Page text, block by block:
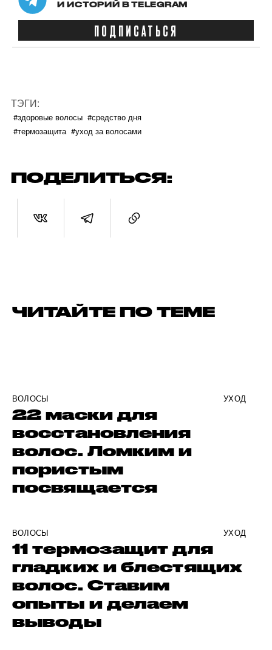
И ИСТОРИЙ В TELEGRAM
ПОДПИСАТЬСЯ
ТЭГИ:
#здоровые волосы #средство дня
#термозащита #уход за волосами
ПОДЕЛИТЬСЯ:
ЧИТАЙТЕ ПО ТЕМЕ
ВОЛОСЫ УХОД
22 маски для
восстановления
волос. Ломким и
пористым
посвящается
ВОЛОСЫ УХОД
11 термозащит для
гладких и блестящих
волос. Ставим
опыты и делаем
выводы